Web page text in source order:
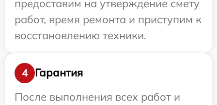
предоставим на утверждение смету
работ, время ремонта и приступим к
восстановлению техники.
4
Гарантия
После выполнения всех работ и